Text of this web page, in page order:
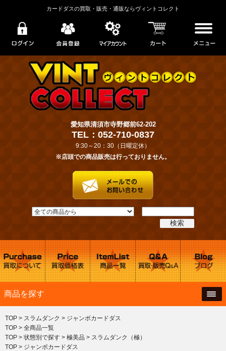
カードダスの買取・販売・通販ならヴィントコレクト
愛知県清須市寺野郷前62-202
TEL：052-710-0837
9:30～20：30（日曜定休）
※店頭での商品販売は行っておりません。
商品を探す
TOP > スラムダンク > ジャンボカードダス
TOP > 全商品一覧
TOP > 状態別で探す > 極美品 > スラムダンク（極）
TOP > ジャンボカードダス